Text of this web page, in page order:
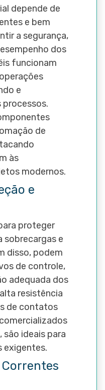
depende de
e bem
a segurança,
dos
funcionam
e
de
às
modernos.
e
proteger
sobrecargas e
disso, podem
de controle,
adequada dos
resistência
de contatos
ideais para
exigentes.